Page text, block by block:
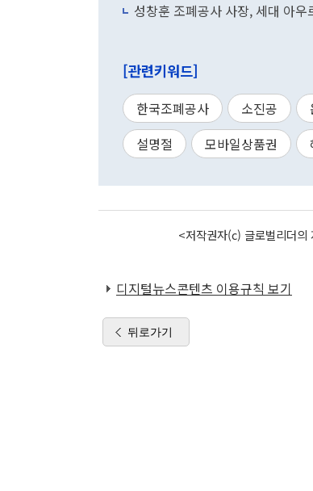
성창훈 조폐공사 사장, 세대 아
[관련키워드]
한국조폐공사 소진공
설명절
모바일상품권
<저작권자(c) 글로벌리더
디지털뉴스콘텐츠 이용규칙 보기
뒤로가기